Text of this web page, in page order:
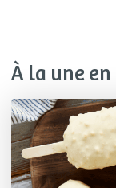
À la une